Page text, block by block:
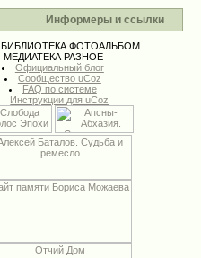
Информеры и ссылки
БИБЛИОТЕКА ФОТОАЛЬБОМ
МЕДИАТЕКА РАЗНОЕ
Официальный блог
Сообщество uCoz
FAQ по системе
Инструкции для uCoz